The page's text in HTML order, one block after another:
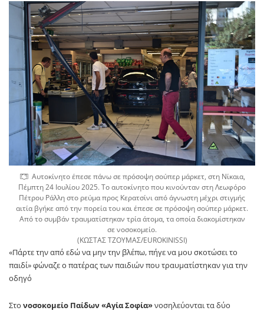
Αυτοκίνητο έπεσε πάνω σε πρόσοψη σούπερ μάρκετ, στη Νίκαια,
Πέμπτη 24 Ιουλίου 2025. Το αυτοκίνητο που κινούνταν στη Λεωφόρο
Πέτρου Ράλλη στο ρεύμα προς Κερατσίνι από άγνωστη μέχρι στιγμής
αιτία βγήκε από την πορεία του και έπεσε σε πρόσοψη σούπερ μάρκετ.
Από το συμβάν τραυματίστηκαν τρία άτομα, τα οποία διακομίστηκαν
σε νοσοκομείο.
(ΚΩΣΤΑΣ ΤΖΟΥΜΑΣ/EUROKINISSI)
«Πάρτε την από εδώ να μην την βλέπω, πήγε να μου σκοτώσει το
παιδί» φώναζε ο πατέρας των παιδιών που τραυματίστηκαν για την
οδηγό
Στο νοσοκομείο Παίδων «Αγία Σοφία»νοσηλεύονται τα δύο